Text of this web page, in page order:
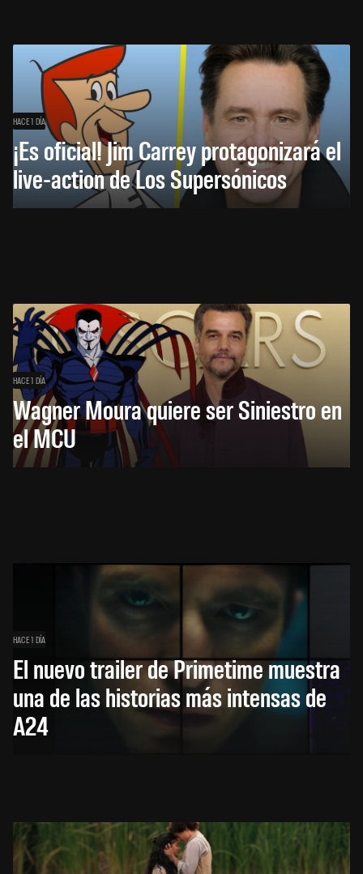
HACE 1 DÍA
¡Es oficial! Jim Carrey protagonizará el
live-action de Los Supersónicos
HACE 1 DÍA
Wagner Moura quiere ser Siniestro en
el MCU
HACE 1 DÍA
El nuevo trailer de Primetime muestra
una de las historias más intensas de
A24